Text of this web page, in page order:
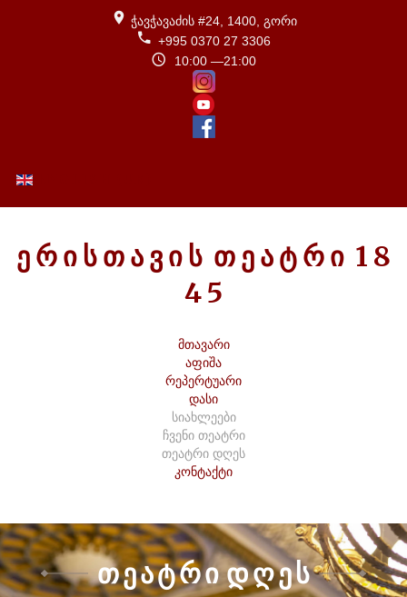
ჭავჭავაძის #24, 1400, გორი
+995 0370 27 3306
10:00 —21:00
ᲔᲠᲘᲡᲗᲐᲕᲘᲡ ᲗᲔᲐᲢᲠᲘ 1 8
45
მთავარი
აფიშა
რეპერტუარი
დასი
სიახლეები
ჩვენი თეატრი
თეატრი დღეს
კონტაქტი
ᲗᲔᲐᲢᲠᲘ ᲓᲦᲔᲡ